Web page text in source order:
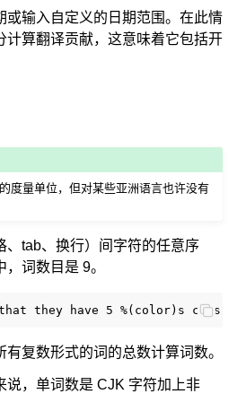
或输入自定义的日期范围。在此情
计算翻译贡献，这意味着它包括开
度量单位，但对某些亚洲语言也许没有
、tab、换行）间字符的任意序
词数目是 9。
复数形式的词的总数计算词数。
说，单词数是 CJK 字符加上非